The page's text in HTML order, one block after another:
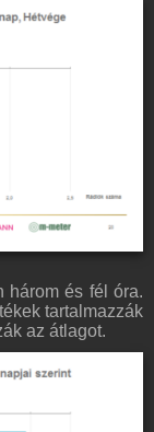
három és fél óra.
tartalmazzák
az átlagot.